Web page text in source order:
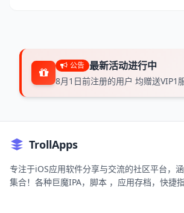
公告 最新活动进行中
8月1日前注册的用户 均赠送VIP1
TrollApps
专注于iOS应用软件分享与交流的社区平台，
集合！各种巨魔IPA，脚本 ，应用存档，快捷